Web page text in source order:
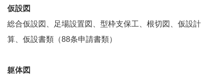
仮設図
総合仮設図、足場設置図、型枠支保工、根切図、仮設計
算、仮設書類（88条申請書類）
躯体図